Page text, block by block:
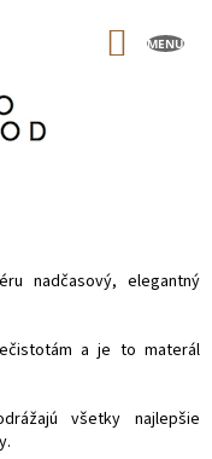
nadčasový, elegantný
a je to materál
všetky najlepšie